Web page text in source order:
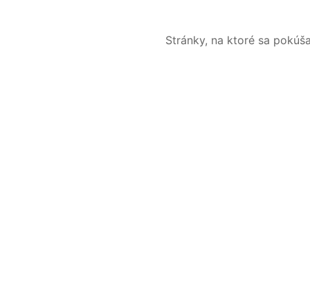
Stránky, na ktoré sa